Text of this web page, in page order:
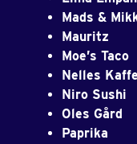
Mads &
Mauritz
Moe’s Taco
Nelles Kaffe
Niro Sushi
Oles Gård
Paprika